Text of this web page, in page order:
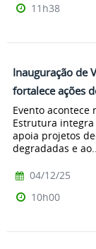
11h38
Inauguração de
fortalece ações
Evento acontece
Estrutura integra
apoia projetos
degradadas e
04/12/25
10h00